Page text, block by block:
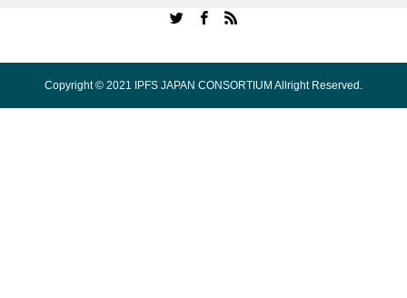
Copyright © 2021 IPFS JAPAN CONSORTIUM Allright Reserved.